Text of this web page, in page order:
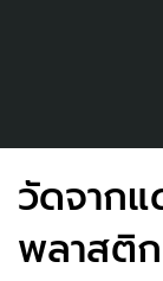
วัดจาก
พลาสติก